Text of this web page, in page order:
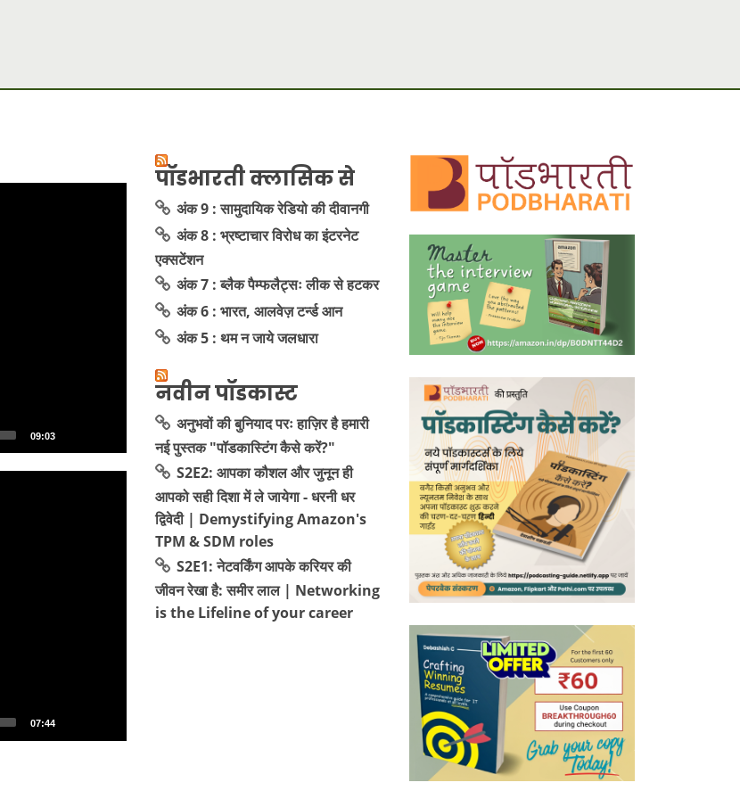
09:03
07:44
पॉडभारती क्लासिक से
अंक 9 : सामुदायिक रेडियो की दीवानगी
अंक 8 : भ्रष्टाचार विरोध का इंटरनेट
एक्सटेंशन
अंक 7 : ब्लैक पैम्फलैट्सः लीक से हटकर
अंक 6 : भारत, आलवेज़ टर्न्ड आन
अंक 5 : थम न जाये जलधारा
नवीन पॉडकास्ट
अनुभवों की बुनियाद परः हाज़िर है हमारी
नई पुस्तक "पॉडकास्टिंग कैसे करें?"
S2E2: आपका कौशल और जुनून ही
आपको सही दिशा में ले जायेगा - धरनी धर
द्विवेदी | Demystifying Amazon's
TPM & SDM roles
S2E1: नेटवर्किंग आपके करियर की
जीवन रेखा है: समीर लाल | Networking
is the Lifeline of your career